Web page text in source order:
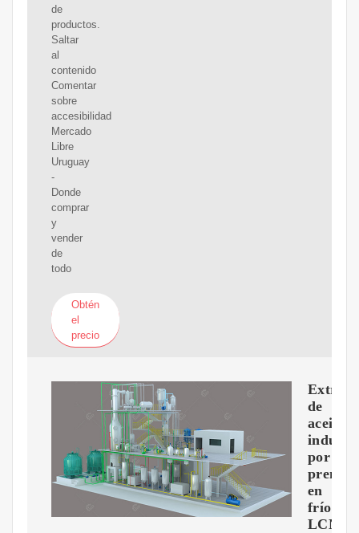
de
productos.
Saltar
al
contenido
Comentar
sobre
accesibilidad
Mercado
Libre
Uruguay
-
Donde
comprar
y
vender
de
todo
Obtén
el
precio
de
aceite
por
en
frío